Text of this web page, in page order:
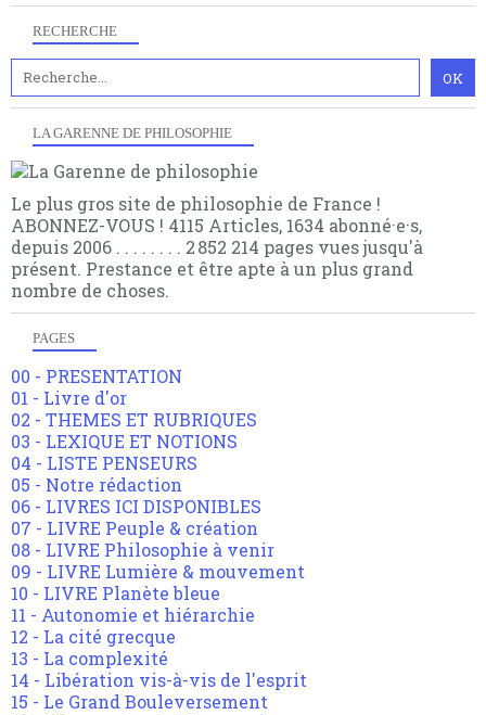
RECHERCHE
LA GARENNE DE PHILOSOPHIE
Le plus gros site de philosophie de France !
ABONNEZ-VOUS ! 4115 Articles, 1634 abonné·e·s,
depuis 2006 . . . . . . . . 2 852 214 pages vues jusqu'à
présent. Prestance et être apte à un plus grand
nombre de choses.
PAGES
00 - PRESENTATION
01 - Livre d'or
02 - THEMES ET RUBRIQUES
03 - LEXIQUE ET NOTIONS
04 - LISTE PENSEURS
05 - Notre rédaction
06 - LIVRES ICI DISPONIBLES
07 - LIVRE Peuple & création
08 - LIVRE Philosophie à venir
09 - LIVRE Lumière & mouvement
10 - LIVRE Planète bleue
11 - Autonomie et hiérarchie
12 - La cité grecque
13 - La complexité
14 - Libération vis-à-vis de l'esprit
15 - Le Grand Bouleversement